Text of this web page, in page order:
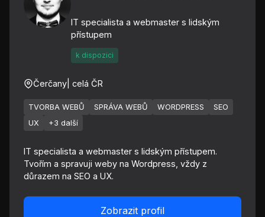
IT specialista a webmaster s lidským
přístupem
k dispozici
Čerčany | celá ČR
TVORBA WEBŮ SPRÁVA WEBŮ WORDPRESS
SEO
UX
+3 další
IT specialista a webmaster s lidským přístupem.
Tvořím a spravuji weby na Wordpress, vždy z
důrazem na SEO a UX.
Zobrazit profil